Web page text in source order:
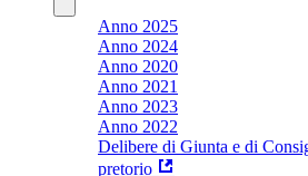
Anno 2025
Anno 2024
Anno 2020
Anno 2021
Anno 2023
Anno 2022
Delibere di Giunta e di
pretorio